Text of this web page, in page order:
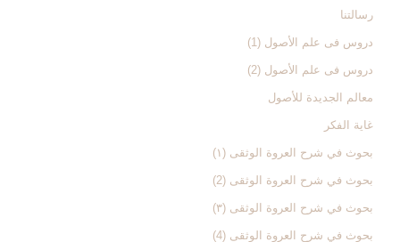
رسالتنا
دروس فی علم الأصول (1)
دروس فی علم الأصول (2)
معالم الجدیدة للأصول
غایة الفکر
بحوث في شرح العروة الوثقی (۱)
بحوث في شرح العروة الوثقی (2)
بحوث في شرح العروة الوثقی (۳)
بحوث في شرح العروة الوثقی (4)